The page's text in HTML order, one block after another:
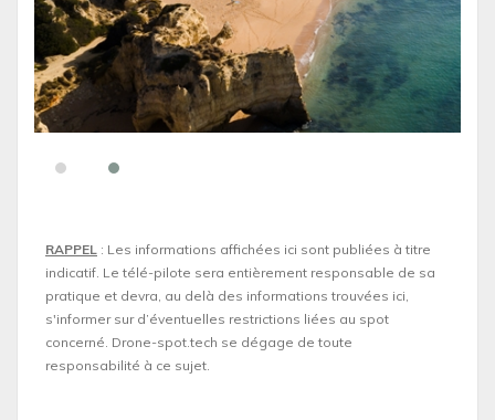
RAPPEL : Les informations affichées ici sont publiées à titre
indicatif. Le télé-pilote sera entièrement responsable de sa
pratique et devra, au delà des informations trouvées ici,
s'informer sur d’éventuelles restrictions liées au spot
concerné. Drone-spot.tech se dégage de toute
responsabilité à ce sujet.